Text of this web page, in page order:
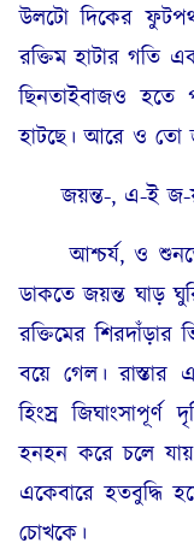
উলটো দিকের
রক্তিম হাটার গতি
ছিনতাইবাজও হতে
হাটছে। আরে ও তো
জয়ন্ত-, এ-ই জ-
আশ্চর্য, ও শুনতে
ডাকতে জয়ন্ত ঘাড়
রক্তিমের শিরদাঁড়ার
বয়ে গেল। রাস্তার
হিংস্র
হনহন করে চলে
একেবারে হতবুদ্ধি
চোখকে।